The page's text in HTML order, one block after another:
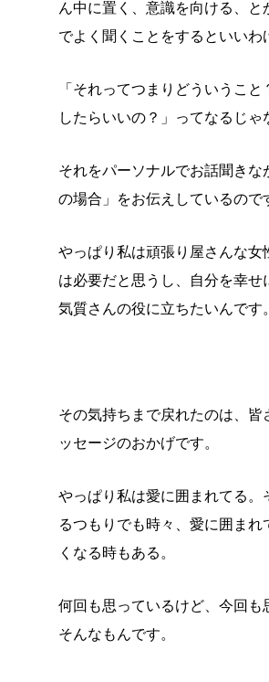
ん中に置く、意識を向ける、と
でよく聞くことをするといいわ
「それってつまりどういうこ
したらいいの？」ってなるじゃ
それをパーソナルでお話聞きな
の場合」をお伝えしているので
やっぱり私は頑張り屋さんな女
は必要だと思うし、自分を幸せ
気質さんの役に立ちたいんです。
その気持ちまで戻れたのは、皆
ッセージのおかげです。
やっぱり私は愛に囲まれてる。
るつもりでも時々、愛に囲まれ
くなる時もある。
何回も思っているけど、今回も
そんなもんです。